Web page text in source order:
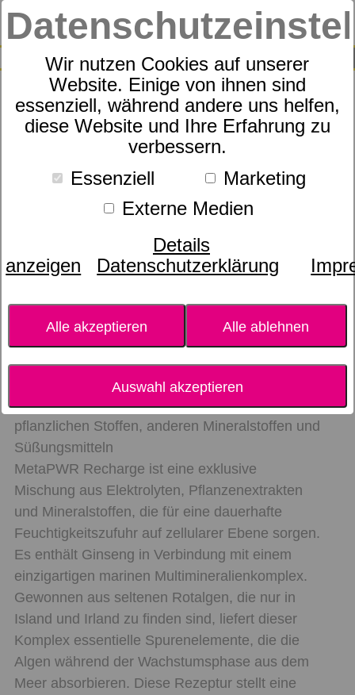
Wir nutzen Cookies auf unserer
Website. Einige von ihnen sind
essenziell, während andere uns helfen,
diese Website und Ihre Erfahrung zu
verbessern.
Essenziell
Marketing
Externe Medien
Details
anzeigen
Datenschutzerklärung
Alle akzeptieren Alle ablehnen
Auswahl akzeptieren
SUCHE
0
MetaPWR™ Recharge –
Walderdbeeren-Aroma
MetaPWR™ Recharge – Walderdbeeren-Aroma
Nahrungsergänzungsmittel mit Magnesium,
pflanzlichen Stoffen, anderen Mineralstoffen und
Süßungsmitteln
MetaPWR Recharge ist eine exklusive
Mischung aus Elektrolyten, Pflanzenextrakten
und Mineralstoffen, die für eine dauerhafte
Feuchtigkeitszufuhr auf zellularer Ebene sorgen.
Es enthält Ginseng in Verbindung mit einem
einzigartigen marinen Multimineralienkomplex.
Gewonnen aus seltenen Rotalgen, die nur in
Island und Irland zu finden sind, liefert dieser
Komplex essentielle Spurenelemente, die die
Algen während der Wachstumsphase aus dem
Meer absorbieren. Diese Rezeptur stellt eine